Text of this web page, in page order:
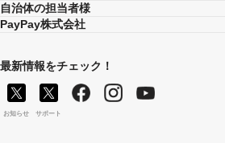
自治体の担当者様
PayPay株式会社
最新情報をチェック！
お知らせ サポート